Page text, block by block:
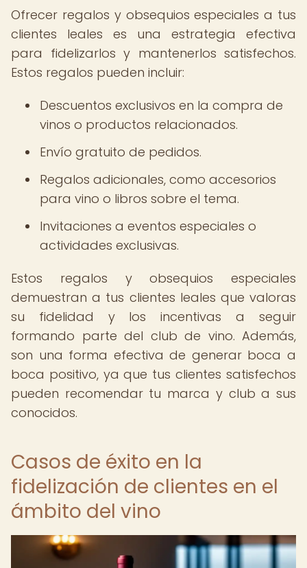
Ofrecer regalos y obsequios especiales a tus
clientes leales es una estrategia efectiva
para fidelizarlos y mantenerlos satisfechos.
Estos regalos pueden incluir:
Descuentos exclusivos en la compra de
vinos o productos relacionados.
Envío gratuito de pedidos.
Regalos adicionales, como accesorios
para vino o libros sobre el tema.
Invitaciones a eventos especiales o
actividades exclusivas.
Estos regalos y obsequios especiales
demuestran a tus clientes leales que valoras
su fidelidad y los incentivas a seguir
formando parte del club de vino. Además,
son una forma efectiva de generar boca a
boca positivo, ya que tus clientes satisfechos
pueden recomendar tu marca y club a sus
conocidos.
Casos de éxito en la
fidelización de clientes en el
ámbito del vino